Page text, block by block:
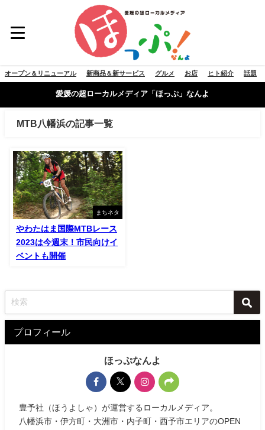
オープン＆リニューアル 新商品＆新サービス グルメ お店 ヒト紹介 話題
愛媛の超ローカルメディア「ほっぷ」なんよ
MTB八幡浜の記事一覧
まちネタ
やわたはま国際MTBレース
2023は今週末！市民向けイ
ベントも開催
プロフィール
ほっぷなんよ
豊予社（ほうよしゃ）が運営するローカルメディア。
八幡浜市・伊方町・大洲市・内子町・西予市エリアのOPEN